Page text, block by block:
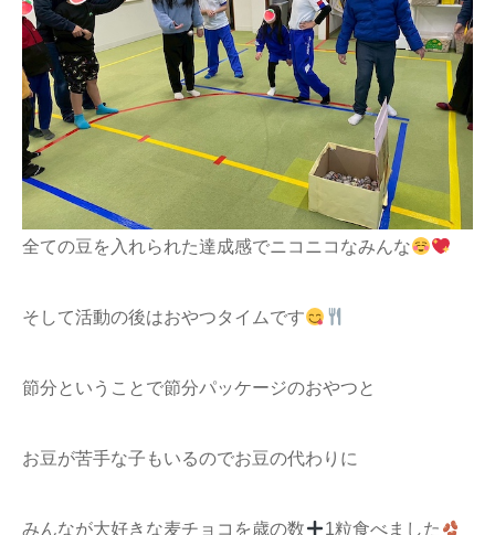
全ての豆を入れられた達成感でニコニコなみんな
そして活動の後はおやつタイムです
節分ということで節分パッケージのおやつと
お豆が苦手な子もいるのでお豆の代わりに
みんなが大好きな麦チョコを歳の数 1粒食べました